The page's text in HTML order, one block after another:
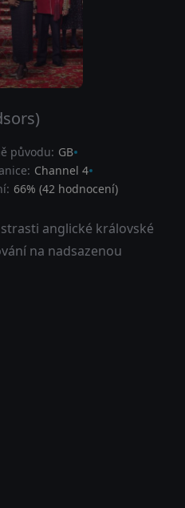
původu: GB
Channel 4
66% (42 hodnocení)
anglické královské
na nadsazenou